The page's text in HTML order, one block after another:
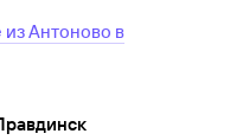
изАнтоново в